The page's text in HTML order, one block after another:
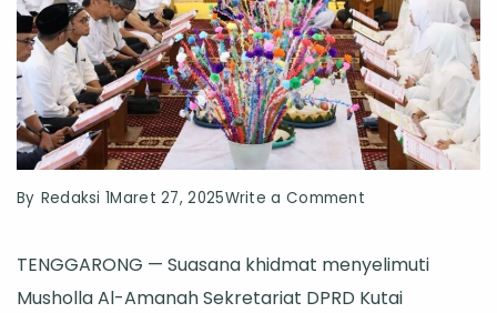
By Redaksi 1Maret 27, 2025Write a Comment
III
Kukar
TENGGARONG — Suasana khidmat menyelimuti
Musholla Al-Amanah Sekretariat DPRD Kutai